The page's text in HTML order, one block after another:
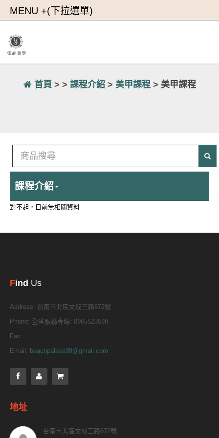
首頁 > > 課程介紹> 美甲課程> 美甲課程
課程介紹
對不起，目前無相關資料
Find Us
Address: 台南市北區文成三路672號
Phone: 全省服務專線: 0965523598
Fax:
Email: beautipalace99@gmail.com
地址
台南市北區文成三路672號